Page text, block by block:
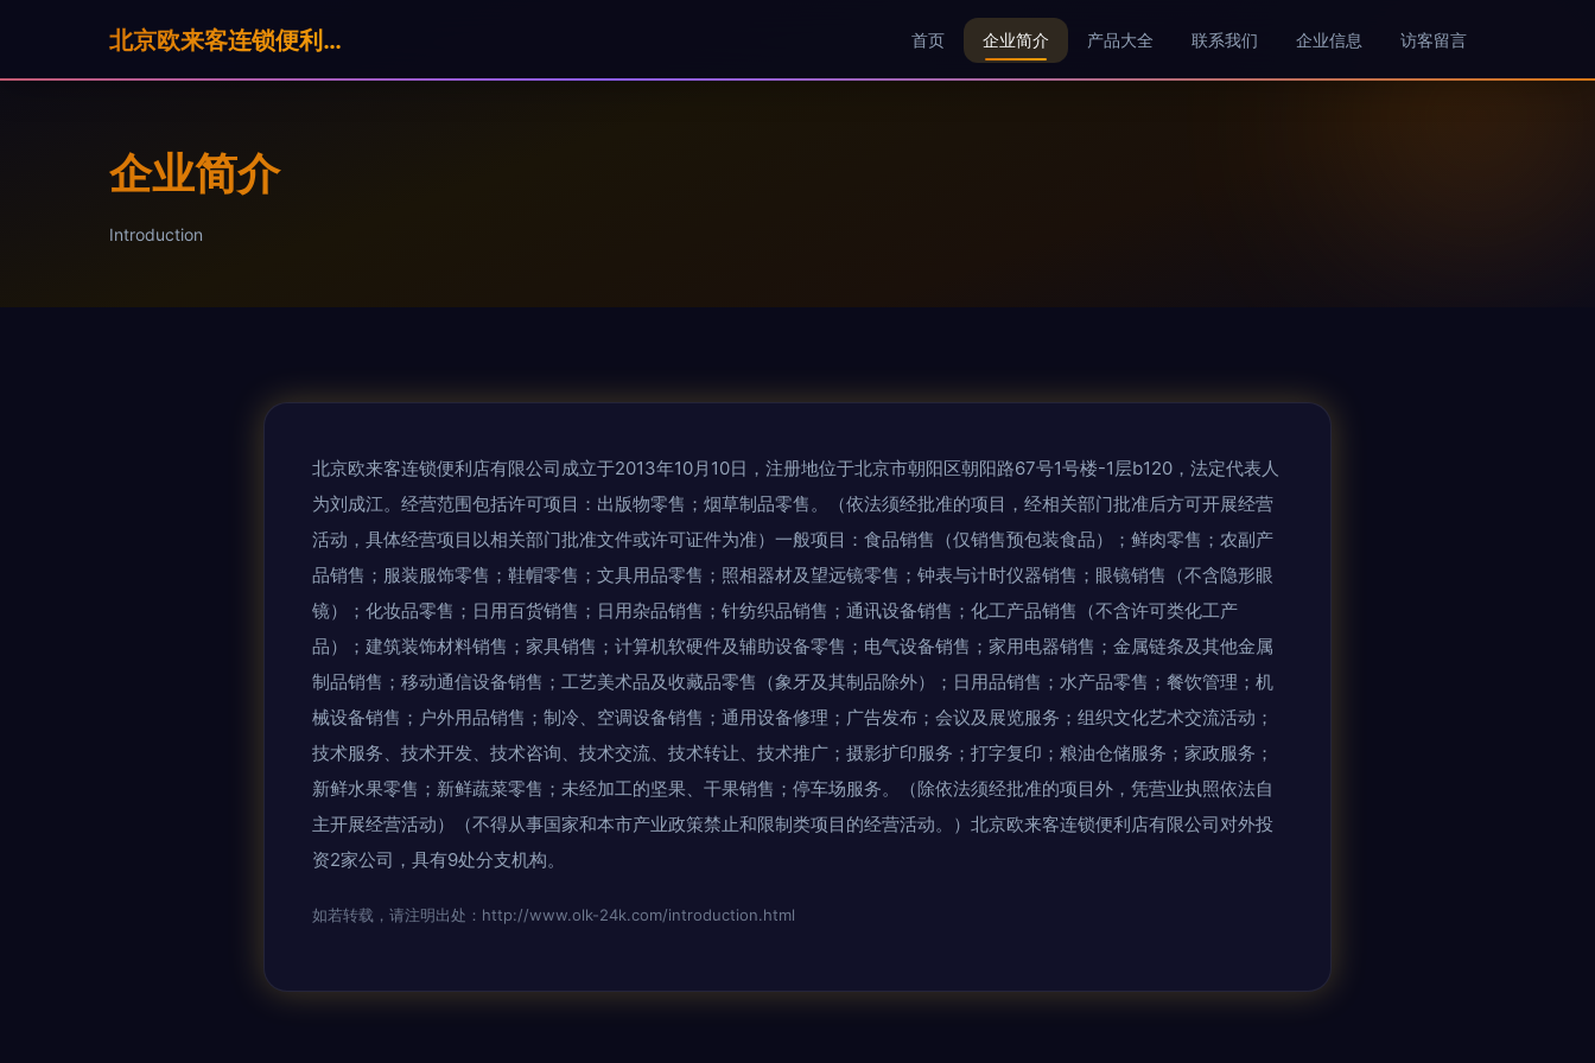
北京欧来客连锁便利店有限公司 首页 企业简介 产品大全 联系我们 企业信息 访客留言
企业简介
Introduction
北京欧来客连锁便利店有限公司成立于2013年10月10日，注册地位于北京市朝阳区朝阳路67号1号楼-1层b120，法定代表人
为刘成江。经营范围包括许可项目：出版物零售；烟草制品零售。（依法须经批准的项目，经相关部门批准后方可开展经营
活动，具体经营项目以相关部门批准文件或许可证件为准）一般项目：食品销售（仅销售预包装食品）；鲜肉零售；农副产
品销售；服装服饰零售；鞋帽零售；文具用品零售；照相器材及望远镜零售；钟表与计时仪器销售；眼镜销售（不含隐形眼
镜）；化妆品零售；日用百货销售；日用杂品销售；针纺织品销售；通讯设备销售；化工产品销售（不含许可类化工产
品）；建筑装饰材料销售；家具销售；计算机软硬件及辅助设备零售；电气设备销售；家用电器销售；金属链条及其他金属
制品销售；移动通信设备销售；工艺美术品及收藏品零售（象牙及其制品除外）；日用品销售；水产品零售；餐饮管理；机
械设备销售；户外用品销售；制冷、空调设备销售；通用设备修理；广告发布；会议及展览服务；组织文化艺术交流活动；
技术服务、技术开发、技术咨询、技术交流、技术转让、技术推广；摄影扩印服务；打字复印；粮油仓储服务；家政服务；
新鲜水果零售；新鲜蔬菜零售；未经加工的坚果、干果销售；停车场服务。（除依法须经批准的项目外，凭营业执照依法自
主开展经营活动）（不得从事国家和本市产业政策禁止和限制类项目的经营活动。）北京欧来客连锁便利店有限公司对外投
资2家公司，具有9处分支机构。
如若转载，请注明出处：http://www.olk-24k.com/introduction.html